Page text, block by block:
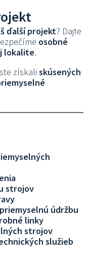
ďalší projekt? Dajte
osobné
lokalite.
získali skúsených
strojov
údržbu
linky
strojov
služieb